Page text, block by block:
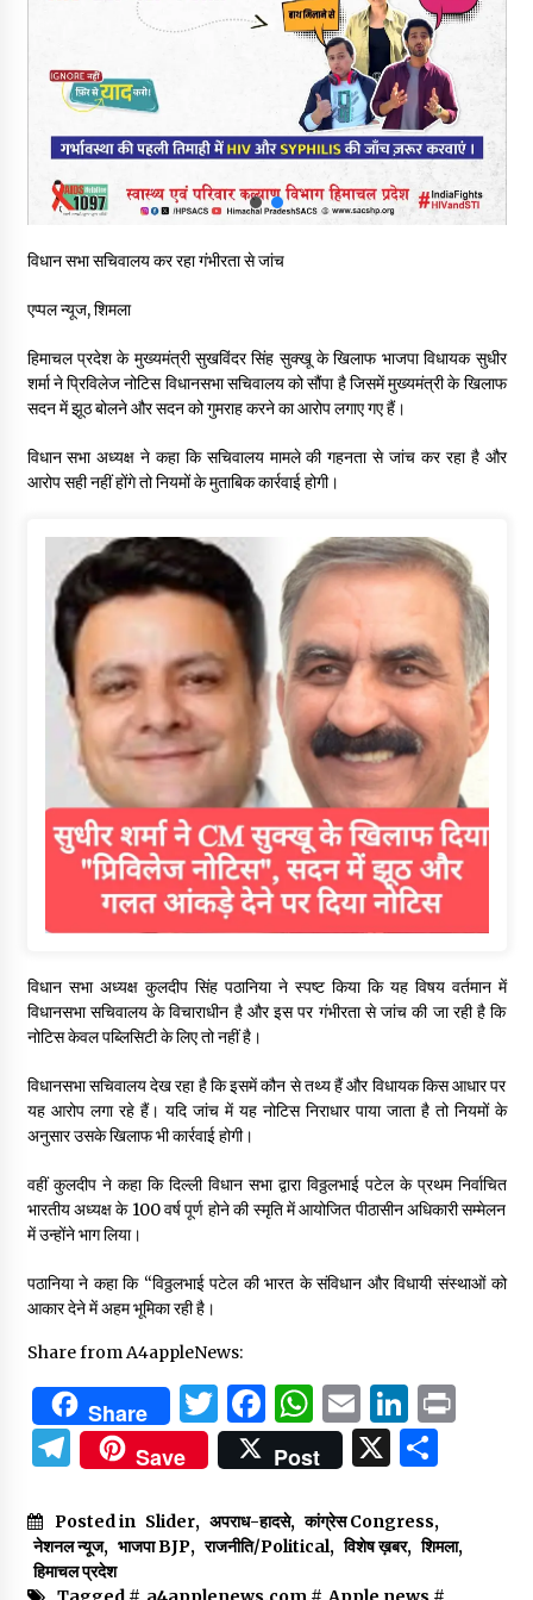
नितिन गडकरी से मिले विक्रमादित्य सिंह, हिमाचल की सड़क परियोजनाओं को
आपदा के दौरान मीडिया संचार एवं सूचना प्रबंधन पर शिमला में एक दिवसीय
ओरिएंटेशन कार्यशाला आयोजित
06/08/2026
चौहान
बड़ी ख़बर – अनुबंध कर्मचारियों को बैक डेट से नहीं मिलेगा नियमितीकरण,
शिक्षा निदेशालय ने जारी किया स्पष्टीकरण
05/08/2026
देहरा पुलिस की बड़ी कार्रवाई- 90 लाख नकद और 2 करोड़के सोने के
आभूषण बरामद, 7 आरोपी गिरफ्तार
विधान सभा सचिवालय कर रहा गंभीरता से जांच
एप्पल न्यूज, शिमला
हिमाचल प्रदेश के मुख्यमंत्री सुखविंदर सिंह सुक्खू के खिलाफ भाजपा विधायक सुधीर
शर्मा ने प्रिविलेज नोटिस विधानसभा सचिवालय को सौंपा है जिसमें मुख्यमंत्री के खिलाफ
सदन में झूठ बोलने और सदन को गुमराह करने का आरोप लगाए गए हैं।
विधान सभा अध्यक्ष ने कहा कि सचिवालय मामले की गहनता से जांच कर रहा है और
आरोप सही नहीं होंगे तो नियमों के मुताबिक कार्रवाई होगी।
विधान सभा अध्यक्ष कुलदीप सिंह पठानिया ने स्पष्ट किया कि यह विषय वर्तमान में
विधानसभा सचिवालय के विचाराधीन है और इस पर गंभीरता से जांच की जा रही है कि
नोटिस केवल पब्लिसिटी के लिए तो नहीं है।
विधानसभा सचिवालय देख रहा है कि इसमें कौन से तथ्य हैं और विधायक किस आधार पर
यह आरोप लगा रहे हैं। यदि जांच में यह नोटिस निराधार पाया जाता है तो नियमों के
अनुसार उसके खिलाफ भी कार्रवाई होगी।
वहीं कुलदीप ने कहा कि दिल्ली विधान सभा द्वारा विठ्ठलभाई पटेल के प्रथम निर्वाचित
भारतीय अध्यक्ष के 100 वर्ष पूर्ण होने की स्मृति में आयोजित पीठासीन अधिकारी सम्मेलन
में उन्होंने भाग लिया।
पठानिया ने कहा कि “विठ्ठलभाई पटेल की भारत के संविधान और विधायी संस्थाओं को
आकार देने में अहम भूमिका रही है।
Share from A4appleNews:
Share Twitter
Facebook
WhatsApp
Email
Telegram
Save Post X
Posted in Slider, अपराध-हादसे, कांग्रेस Congress,
नेशनल न्यूज, भाजपा BJP, राजनीति/Political, विशेष ख़बर, शिमला,
हिमाचल प्रदेश